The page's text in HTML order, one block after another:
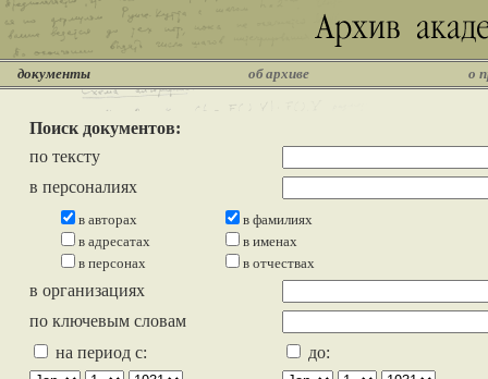
документы об архиве о
Поиск документов:
по тексту
в персоналиях
в авторах
в адресатах
в персонах
в фамилиях
в именах
в отчествах
в организациях
по ключевым словам
на период с:
до: